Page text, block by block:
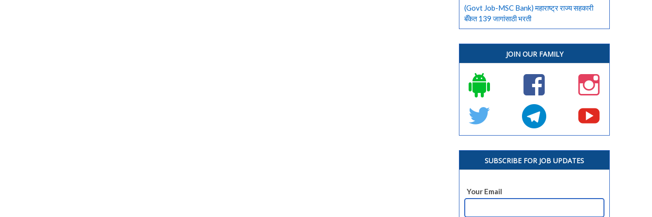
(Govt Job-MSC Bank) महाराष्ट्र राज्य सहकारी
बँकेत 139 जागांसाठी भरती
JOIN OUR FAMILY
SUBSCRIBE FOR JOB UPDATES
Your Email